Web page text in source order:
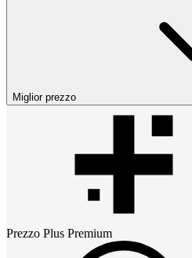
Miglior prezzo
Prezzo Plus Premium